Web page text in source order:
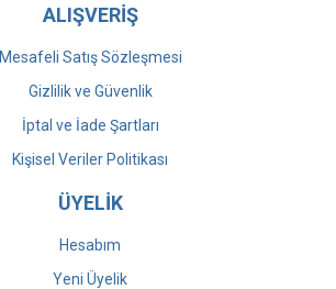
ALIŞVERİŞ
Mesafeli Satış Sözleşmesi
Gizlilik ve Güvenlik
İptal ve İade Şartları
Kişisel Veriler Politikası
ÜYELİK
Hesabım
Yeni Üyelik